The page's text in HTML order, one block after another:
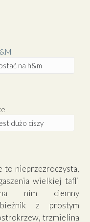
na h&m
dużo ciszy
to nieprzezroczysta,
wielkiej tafli
nim ciemny
bieżnik z prostym
trzmielina